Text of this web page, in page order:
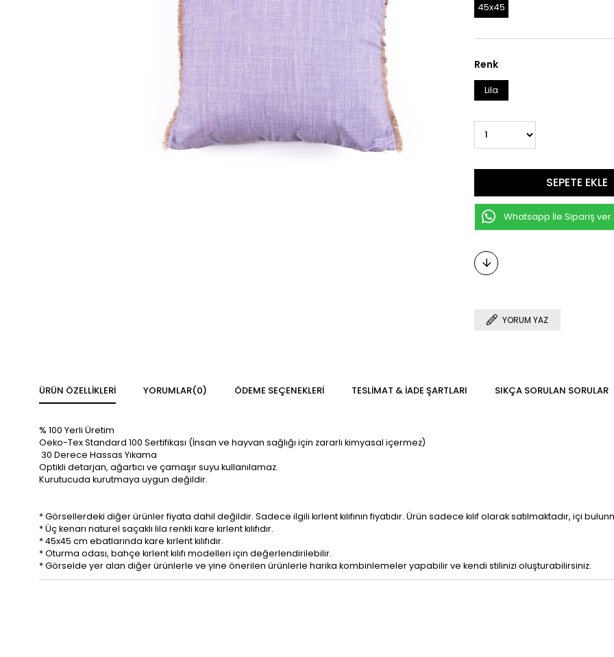
45x45
Renk
Lila
Whatsapp İle Sipariş ver
YORUM YAZ
ÜRÜN ÖZELLIKLERI YORUMLAR(0) ÖDEME SEÇENEKLERI TESLIMAT & İADE ŞARTLARI SIKÇA SORULAN SORULAR
% 100 Yerli Üretim
Oeko-Tex Standard 100 Sertifikası (İnsan ve hayvan sağlığı için zararlı kimyasal içermez)
30 Derece Hassas Yıkama
Optikli detarjan, ağartıcı ve çamaşır suyu kullanılamaz.
Kurutucuda kurutmaya uygun değildir.
* Görsellerdeki diğer ürünler fiyata dahil değildir. Sadece ilgili kırlent kılıfının fiyatıdır. Ürün sadece kılıf olarak satılmaktadır, içi
* Üç kenarı naturel saçaklı lila renkli kare kırlent kılıfıdır.
* 45x45 cm ebatlarında kare kırlent kılıfıdır.
* Oturma odası, bahçe kırlent kılıfı modelleri için değerlendirilebilir.
* Görselde yer alan diğer ürünlerle ve yine önerilen ürünlerle harika kombinlemeler yapabilir ve kendi stilinizi oluşturabilirsiniz.